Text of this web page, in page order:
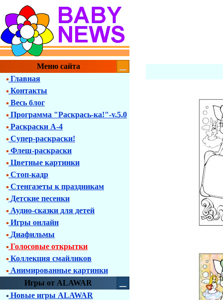
Меню сайта
Главная
Контакты
Весь блог
Программа "Раскрась-ка!"-v.5.0
Раскраски А-4
Супер-раскраски!
Флеш-раскраски
Цветные картинки
Стоп-кадр
Стенгазеты к праздникам
Детские песенки
Аудио-сказки для детей
Игры онлайн
Диафильмы
Голосовые открытки
Коллекция смайликов
Анимированные картинки
Игры от ALAWAR
Новые игры ALAWAR